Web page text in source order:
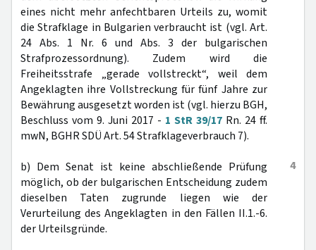
eines nicht mehr anfechtbaren Urteils zu, womit
die Strafklage in Bulgarien verbraucht ist (vgl. Art.
24 Abs. 1 Nr. 6 und Abs. 3 der bulgarischen
Strafprozessordnung). Zudem wird die
Freiheitsstrafe „gerade vollstreckt“, weil dem
Angeklagten ihre Vollstreckung für fünf Jahre zur
Bewährung ausgesetzt worden ist (vgl. hierzu BGH,
Beschluss vom 9. Juni 2017 - 1 StR 39/17 Rn. 24 ff.
mwN, BGHR SDÜ Art. 54 Strafklageverbrauch 7).
4
b) Dem Senat ist keine abschließende Prüfung
möglich, ob der bulgarischen Entscheidung zudem
dieselben Taten zugrunde liegen wie der
Verurteilung des Angeklagten in den Fällen II.1.-6.
der Urteilsgründe.